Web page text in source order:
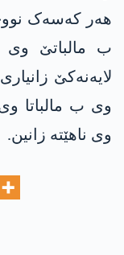
ھەر کەسەک
ب مالباتێ
لایەنەکێ
وی ب مالباتا
وی ناهێتە زانین.